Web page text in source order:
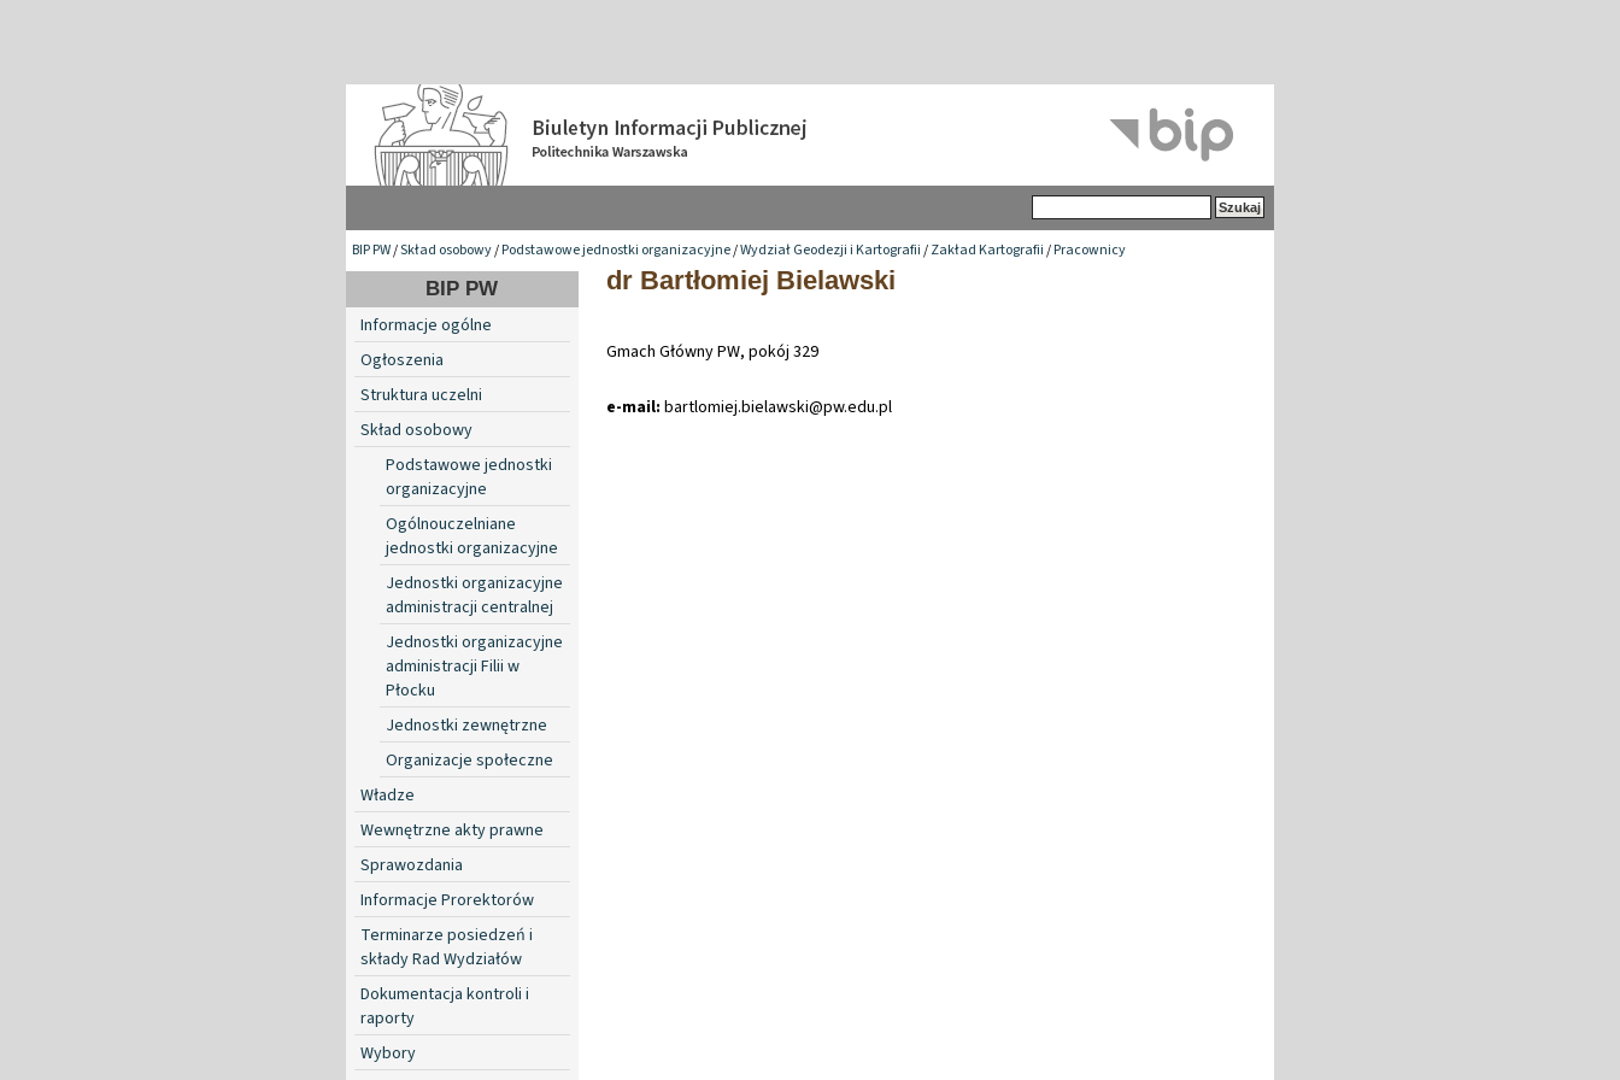
BIP PW/Skład osobowy/Podstawowe jednostki organizacyjne/Wydział Geodezji i Kartografii/Zakład Kartografii/Pracownicy
BIP PW
Informacje ogólne
Ogłoszenia
Struktura uczelni
Skład osobowy
Podstawowe jednostki
organizacyjne
Ogólnouczelniane
jednostki organizacyjne
Jednostki organizacyjne
administracji centralnej
Jednostki organizacyjne
administracji Filii w
Płocku
Jednostki zewnętrzne
Organizacje społeczne
Władze
Wewnętrzne akty prawne
Sprawozdania
Informacje Prorektorów
Terminarze posiedzeń i
składy Rad Wydziałów
Dokumentacja kontroli i
raporty
Wybory
dr Bartłomiej Bielawski
Gmach Główny PW, pokój 329
e-mail: bartlomiej.bielawski@pw.edu.pl